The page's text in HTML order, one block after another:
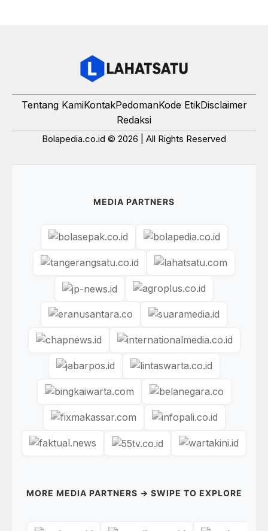
Tentang KamiKontakPedomanKode EtikDisclaimer
Redaksi
Bolapedia.co.id © 2026 | All Rights Reserved
MEDIA PARTNERS
MORE MEDIA PARTNERS → SWIPE TO EXPLORE